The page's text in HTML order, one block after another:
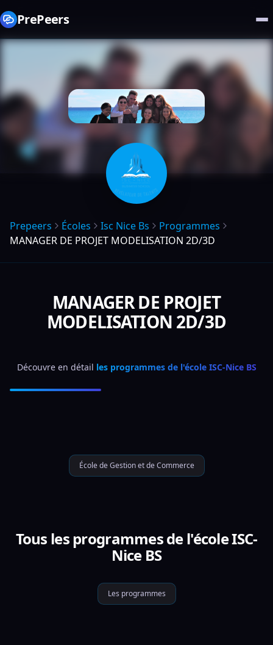
PrePeers
Prepeers Écoles Isc Nice Bs
Programmes
MANAGER DE PROJET MODELISATION 2D/3D
MANAGER DE PROJET
MODELISATION 2D/3D
Découvre en détail les programmes de l'école ISC-Nice BS
École de Gestion et de Commerce
Tous les programmes de l'école ISC-
Nice BS
Les programmes